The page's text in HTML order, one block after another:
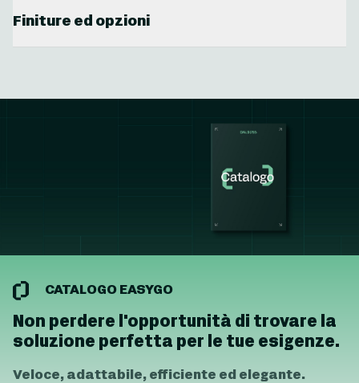
Finiture ed opzioni
CATALOGO EASYGO
Non perdere l'opportunità di trovare la
soluzione perfetta per le tue esigenze.
Veloce, adattabile, efficiente ed elegante.